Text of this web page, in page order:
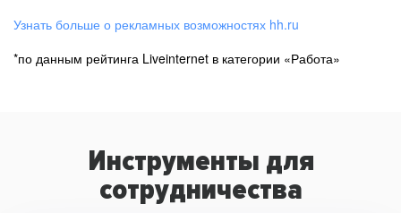
Узнать больше о рекламных возможностях hh.ru
*по данным рейтинга Liveinternet в категории «Работа»
Инструменты для
сотрудничества